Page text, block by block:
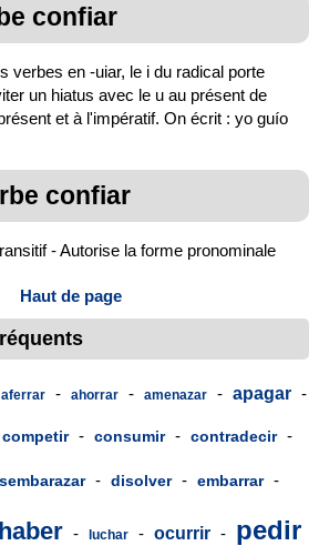
confiar
verbes en -uiar, le i du radical porte
un hiatus avec le u au présent de
et à l'impératif. On écrit : yo guío
confiar
- Autorise la forme pronominale
Haut de page
aferrar - ahorrar - amenazar - apagar -
competir - consumir - contradecir -
- disolver - embarrar -
haber - luchar - ocurrir - pedir